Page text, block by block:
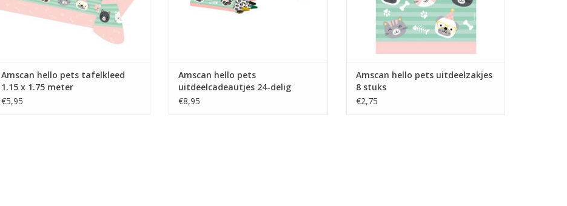
Amscan hello pets tafelkleed
1.15 x 1.75 meter
€5,95
Amscan hello pets
uitdeelcadeautjes 24-delig
€8,95
Amscan hello pets uitdeelzakjes
8 stuks
€2,75